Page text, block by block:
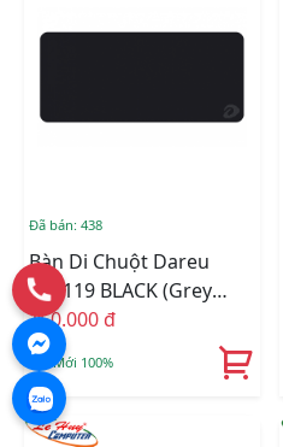
Đã bán: 438
Bàn Di Chuột Dareu
ESP119 BLACK (Grey
Logo) 900x400x4mm
150.000 đ
Mới 100%